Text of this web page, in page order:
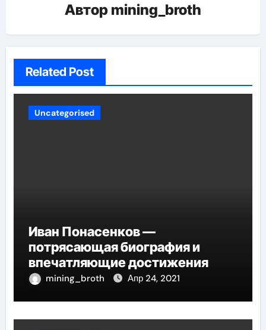
Автор mining_broth
Related Post
Uncategorised
Иван Понасенков —
потрясающая биография и
впечатляющие достижения
mining_broth Апр 24, 2021